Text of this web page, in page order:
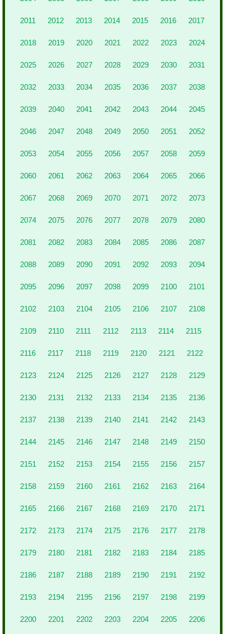
2011 2012 2013 2014 2015 2016 2017
2018 2019 2020 2021 2022 2023 2024
2025 2026 2027 2028 2029 2030 2031
2032 2033 2034 2035 2036 2037 2038
2039 2040 2041 2042 2043 2044 2045
2046 2047 2048 2049 2050 2051 2052
2053 2054 2055 2056 2057 2058 2059
2060 2061 2062 2063 2064 2065 2066
2067 2068 2069 2070 2071 2072 2073
2074 2075 2076 2077 2078 2079 2080
2081 2082 2083 2084 2085 2086 2087
2088 2089 2090 2091 2092 2093 2094
2095 2096 2097 2098 2099 2100 2101
2102 2103 2104 2105 2106 2107 2108
2109 2110 2111 2112 2113 2114 2115
2116 2117 2118 2119 2120 2121 2122
2123 2124 2125 2126 2127 2128 2129
2130 2131 2132 2133 2134 2135 2136
2137 2138 2139 2140 2141 2142 2143
2144 2145 2146 2147 2148 2149 2150
2151 2152 2153 2154 2155 2156 2157
2158 2159 2160 2161 2162 2163 2164
2165 2166 2167 2168 2169 2170 2171
2172 2173 2174 2175 2176 2177 2178
2179 2180 2181 2182 2183 2184 2185
2186 2187 2188 2189 2190 2191 2192
2193 2194 2195 2196 2197 2198 2199
2200 2201 2202 2203 2204 2205 2206